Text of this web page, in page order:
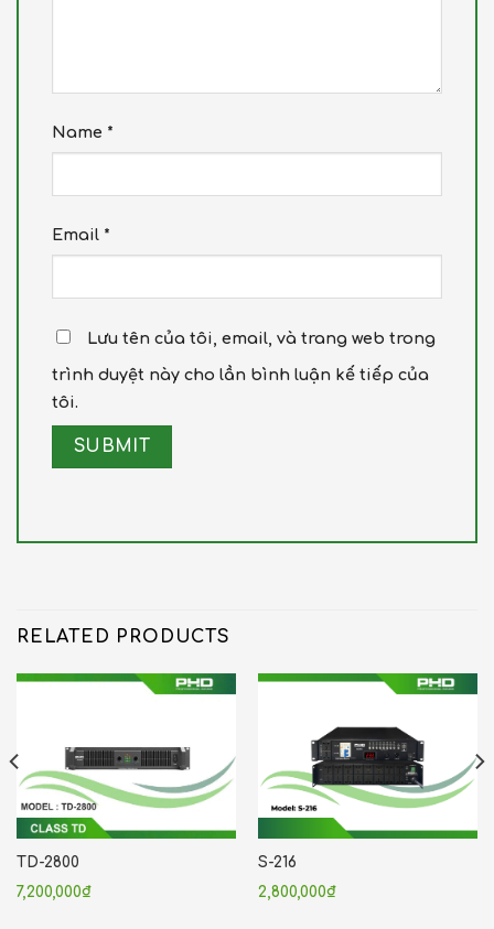
Name *
Email *
Lưu tên của tôi, email, và trang web trong
trình duyệt này cho lần bình luận kế tiếp của
tôi.
RELATED PRODUCTS
TD-2800
7,200,000₫
S-216
2,800,000₫